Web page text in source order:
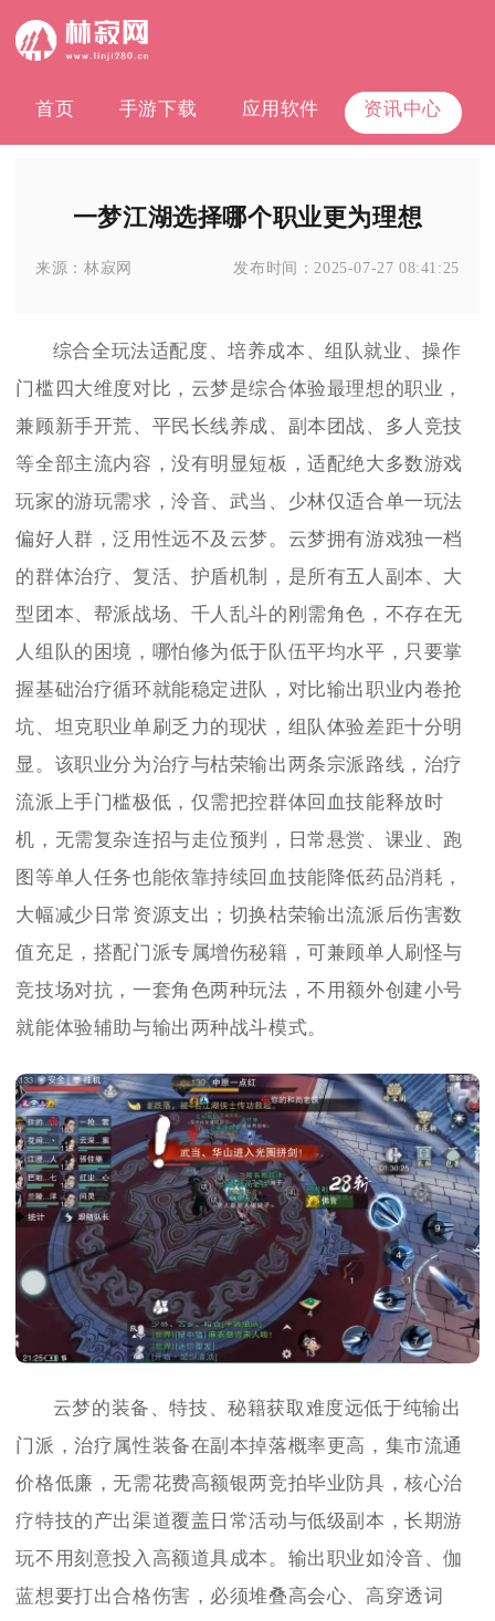
首页 手游下载 应用软件 资讯中心
一梦江湖选择哪个职业更为理想
来源：林寂网 发布时间： 2025-07-27 08:41:25
综合全玩法适配度、培养成本、组队就业、操作
门槛四大维度对比，云梦是综合体验最理想的职业，
兼顾新手开荒、平民长线养成、副本团战、多人竞技
等全部主流内容，没有明显短板，适配绝大多数游戏
玩家的游玩需求，泠音、武当、少林仅适合单一玩法
偏好人群，泛用性远不及云梦。云梦拥有游戏独一档
的群体治疗、复活、护盾机制，是所有五人副本、大
型团本、帮派战场、千人乱斗的刚需角色，不存在无
人组队的困境，哪怕修为低于队伍平均水平，只要掌
握基础治疗循环就能稳定进队，对比输出职业内卷抢
坑、坦克职业单刷乏力的现状，组队体验差距十分明
显。该职业分为治疗与枯荣输出两条宗派路线，治疗
流派上手门槛极低，仅需把控群体回血技能释放时
机，无需复杂连招与走位预判，日常悬赏、课业、跑
图等单人任务也能依靠持续回血技能降低药品消耗，
大幅减少日常资源支出；切换枯荣输出流派后伤害数
值充足，搭配门派专属增伤秘籍，可兼顾单人刷怪与
竞技场对抗，一套角色两种玩法，不用额外创建小号
就能体验辅助与输出两种战斗模式。
云梦的装备、特技、秘籍获取难度远低于纯输出
门派，治疗属性装备在副本掉落概率更高，集市流通
价格低廉，无需花费高额银两竞拍毕业防具，核心治
疗特技的产出渠道覆盖日常活动与低级副本，长期游
玩不用刻意投入高额道具成本。输出职业如泠音、伽
蓝想要打出合格伤害，必须堆叠高会心、高穿透词